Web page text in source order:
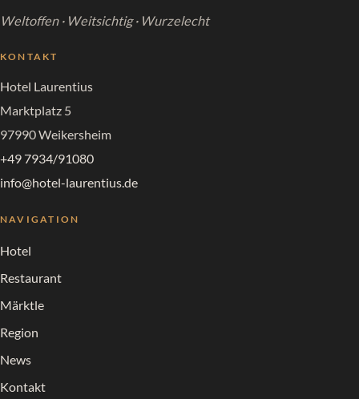
Weltoffen · Weitsichtig · Wurzelecht
KONTAKT
Hotel Laurentius
Marktplatz 5
97990 Weikersheim
+49 7934/91080
info@hotel-laurentius.de
NAVIGATION
Hotel
Restaurant
Märktle
Region
News
Kontakt